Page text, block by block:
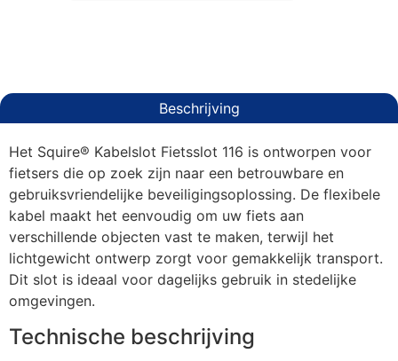
Beschrijving
Het Squire® Kabelslot Fietsslot 116 is ontworpen voor
fietsers die op zoek zijn naar een betrouwbare en
gebruiksvriendelijke beveiligingsoplossing. De flexibele
kabel maakt het eenvoudig om uw fiets aan
verschillende objecten vast te maken, terwijl het
lichtgewicht ontwerp zorgt voor gemakkelijk transport.
Dit slot is ideaal voor dagelijks gebruik in stedelijke
omgevingen.
Technische beschrijving